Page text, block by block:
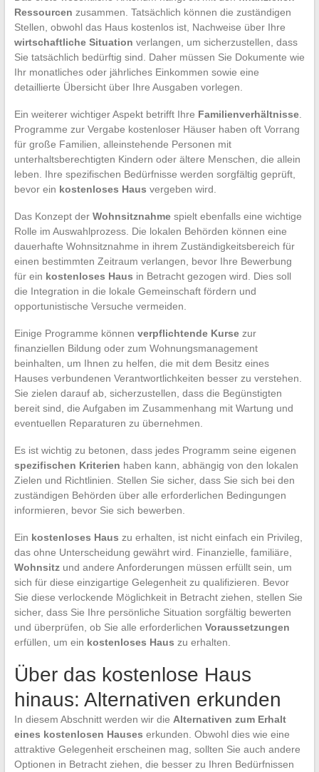
Ressourcen zusammen. Tatsächlich können die zuständigen
Stellen, obwohl das Haus kostenlos ist, Nachweise über Ihre
wirtschaftliche Situation verlangen, um sicherzustellen, dass
Sie tatsächlich bedürftig sind. Daher müssen Sie Dokumente wie
Ihr monatliches oder jährliches Einkommen sowie eine
detaillierte Übersicht über Ihre Ausgaben vorlegen.
Ein weiterer wichtiger Aspekt betrifft Ihre Familienverhältnisse.
Programme zur Vergabe kostenloser Häuser haben oft Vorrang
für große Familien, alleinstehende Personen mit
unterhaltsberechtigten Kindern oder ältere Menschen, die allein
leben. Ihre spezifischen Bedürfnisse werden sorgfältig geprüft,
bevor ein kostenloses Haus vergeben wird.
Das Konzept der Wohnsitznahmespielt ebenfalls eine wichtige
Rolle im Auswahlprozess. Die lokalen Behörden können eine
dauerhafte Wohnsitznahme in ihrem Zuständigkeitsbereich für
einen bestimmten Zeitraum verlangen, bevor Ihre Bewerbung
für ein kostenloses Haus in Betracht gezogen wird. Dies soll
die Integration in die lokale Gemeinschaft fördern und
opportunistische Versuche vermeiden.
Einige Programme können verpflichtende Kursezur
finanziellen Bildung oder zum Wohnungsmanagement
beinhalten, um Ihnen zu helfen, die mit dem Besitz eines
Hauses verbundenen Verantwortlichkeiten besser zu verstehen.
Sie zielen darauf ab, sicherzustellen, dass die Begünstigten
bereit sind, die Aufgaben im Zusammenhang mit Wartung und
eventuellen Reparaturen zu übernehmen.
Es ist wichtig zu betonen, dass jedes Programm seine eigenen
spezifischen Kriterien haben kann, abhängig von den lokalen
Zielen und Richtlinien. Stellen Sie sicher, dass Sie sich bei den
zuständigen Behörden über alle erforderlichen Bedingungen
informieren, bevor Sie sich bewerben.
Ein kostenloses Haus zu erhalten, ist nicht einfach ein Privileg,
das ohne Unterscheidung gewährt wird. Finanzielle, familiäre,
Wohnsitzund andere Anforderungen müssen erfüllt sein, um
sich für diese einzigartige Gelegenheit zu qualifizieren. Bevor
Sie diese verlockende Möglichkeit in Betracht ziehen, stellen Sie
sicher, dass Sie Ihre persönliche Situation sorgfältig bewerten
und überprüfen, ob Sie alle erforderlichen Voraussetzungen
erfüllen, um ein kostenloses Haus zu erhalten.
Über das kostenlose Haus
hinaus: Alternativen erkunden
In diesem Abschnitt werden wir die Alternativen zum Erhalt
eines kostenlosen Hauses erkunden. Obwohl dies wie eine
attraktive Gelegenheit erscheinen mag, sollten Sie auch andere
Optionen in Betracht ziehen, die besser zu Ihren Bedürfnissen